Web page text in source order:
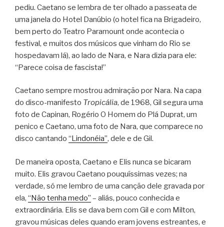
pediu. Caetano se lembra de ter olhado a passeata de
uma janela do Hotel Danúbio (o hotel fica na Brigadeiro,
bem perto do Teatro Paramount onde acontecia o
festival, e muitos dos músicos que vinham do Rio se
hospedavam lá), ao lado de Nara, e Nara dizia para ele:
“Parece coisa de fascista!”
Caetano sempre mostrou admiração por Nara. Na capa
do disco-manifesto Tropicália, de 1968, Gil segura uma
foto de Capinan, Rogério O Homem do Plá Duprat, um
penico e Caetano, uma foto de Nara, que comparece no
disco cantando “Lindonéia”, dele e de Gil.
De maneira oposta, Caetano e Elis nunca se bicaram
muito. Elis gravou Caetano pouquíssimas vezes; na
verdade, só me lembro de uma canção dele gravada por
ela, “Não tenha medo” – aliás, pouco conhecida e
extraordinária. Elis se dava bem com Gil e com Milton,
gravou músicas deles quando eram jovens estreantes, e